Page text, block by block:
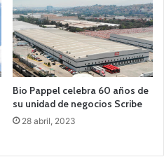
Bio Pappel celebra 60 años de
su unidad de negocios Scribe
28 abril, 2023